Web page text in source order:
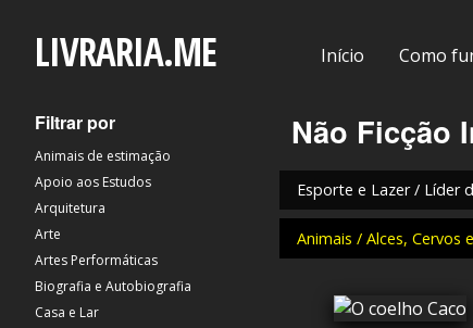
LIVRARIA.ME Início Como
Filtrar por
Animais de estimação
Apoio aos Estudos
Arquitetura
Arte
Artes Performáticas
Biografia e Autobiografia
Casa e Lar
Não Ficção
Esporte e Lazer / Líder
Animais / Alces, Cervos